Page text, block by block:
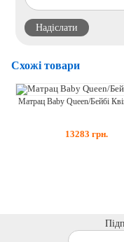
Схожі товари
Матрац Baby Queen/Бейбі
13283 грн.